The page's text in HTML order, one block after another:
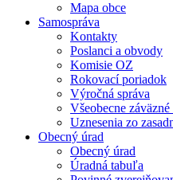
Mapa obce
Samospráva
Kontakty
Poslanci a obvody
Komisie OZ
Rokovací poriadok
Výročná správa
Všeobecne záväzné
Uznesenia zo
Obecný úrad
Obecný úrad
Úradná tabuľa